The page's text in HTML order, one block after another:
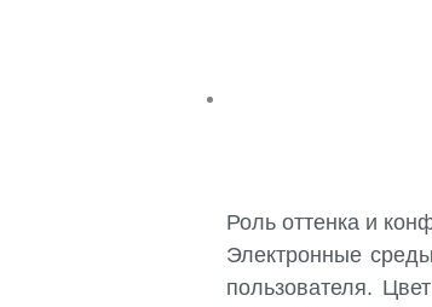
Роль оттенка и
Электронные
пользователя.